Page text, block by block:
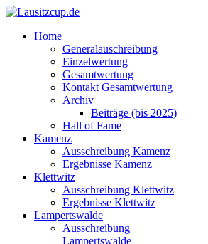
Home
Generalauschreibung
Einzelwertung
Gesamtwertung
Kontakt Gesamtwertung
Archiv
Beiträge (bis 2025)
Hall of Fame
Kamenz
Ausschreibung Kamenz
Ergebnisse Kamenz
Klettwitz
Ausschreibung Klettwitz
Ergebnisse Klettwitz
Lampertswalde
Ausschreibung
Lampertswalde